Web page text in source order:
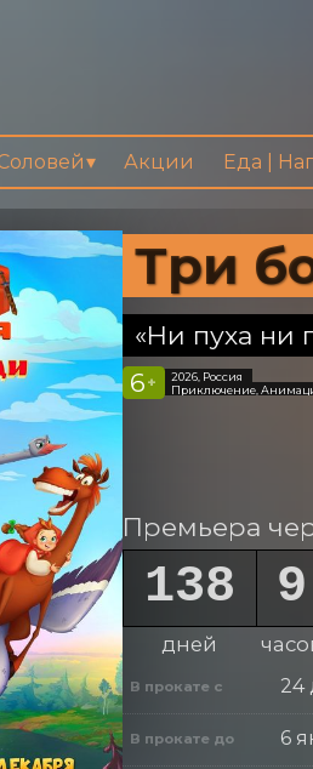
Акции Еда |
Три
«Ни пуха ни
6 +
2026, Россия
Приключение,
Премьера
138
дней
9
В прокате с 24
В прокате до 6